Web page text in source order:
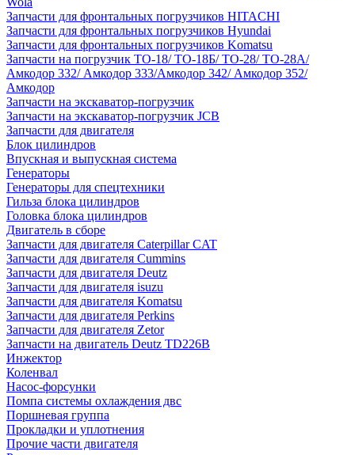
Запчасти для фронтальных погрузчиков HITACHI
Запчасти для фронтальных погрузчиков Hyundai
Запчасти для фронтальных погрузчиков Komatsu
Запчасти на погрузчик ТО-18/ ТО-18Б/ ТО-28/ ТО-28А/
Амкодор 332/ Амкодор 333/Амкодор 342/ Амкодор 352/
Амкодор
Запчасти на экскаватор-погрузчик
Запчасти на экскаватор-погрузчик JCB
Запчасти для двигателя
Блок цилиндров
Впускная и выпускная система
Генераторы
Генераторы для спецтехники
Гильза блока цилиндров
Головка блока цилиндров
Двигатель в сборе
Запчасти для двигателя Caterpillar CAT
Запчасти для двигателя Cummins
Запчасти для двигателя Deutz
Запчасти для двигателя isuzu
Запчасти для двигателя Komatsu
Запчасти для двигателя Perkins
Запчасти для двигателя Zetor
Запчасти на двигатель Deutz TD226B
Инжектор
Коленвал
Насос-форсунки
Помпа системы охлаждения двс
Поршневая группа
Прокладки и уплотнения
Прочие части двигателя